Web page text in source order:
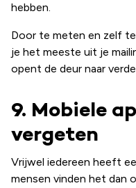
hebben.
Door te meten en zelf
je het meeste uit je
opent de deur naar
9. Mobiele
vergeten
Vrijwel iedereen heeft
mensen vinden het dan